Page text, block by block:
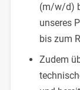
(m/w/d)
unseres
bis zum
Zudem